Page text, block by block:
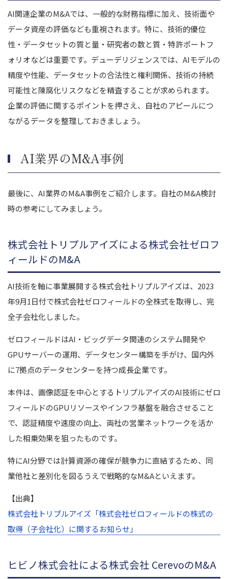
AI関連企業のM&Aでは、一般的な財務指標に加え、技術面や
データ資産の評価なども重視されます。特に、技術的優位
性・データセットの質と量・研究者の数と質・特許ポートフ
ォリオなどは重要です。デューデリジェンスでは、AIモデルの
精度や性能、データセットの合法性と権利関係、技術の持続
可能性と陳腐化リスクなどを精査することが求められます。
企業の評価に関するポイントを押さえ、自社のアピールにつ
ながるデータを整理しておきましょう。
AI業界のM&A事例
最後に、AI業界のM&A事例をご紹介します。自社のM&A検討
時の参考にしてみましょう。
株式会社トリプルアイズによる株式会社ゼロフ
ィールドのM&A
AI技術を軸に事業展開する株式会社トリプルアイズは、2023
年9月1日付で株式会社ゼロフィールドの全株式を取得し、完
全子会社化しました。
ゼロフィールドはAI・ビッグデータ関連のシステム開発や
GPUサーバーの運用、データセンター構築を手がけ、国内外
に7拠点のデータセンターを持つ成長企業です。
本件は、画像認証を中心とするトリプルアイズのAI技術にゼロ
フィールドのGPUリソースやインフラ基盤を融合させること
で、認証精度や速度の向上、両社の営業ネットワークを活か
した相乗効果を狙ったものです。
特にAI分野では計算資源の確保が競争力に直結するため、同
業他社と差別化を図るうえで戦略的なM&Aといえます。
【出典】
株式会社トリプルアイズ「株式会社ゼロフィールドの株式の
取得（子会社化）に関するお知らせ」
ヒビノ株式会社による株式会社 CerevoのM&A